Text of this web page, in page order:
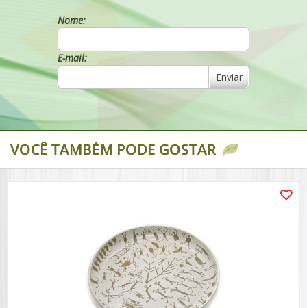
Nome:
E-mail:
Enviar
VOCÊ TAMBÉM PODE GOSTAR